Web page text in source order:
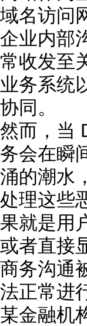
域名访问
企业内部
常收发至
业务系统
协同。
然而，当
务会在瞬
涌的潮水
处理这些
果就是用
或者直接
商务沟通
法正常进
某金融机